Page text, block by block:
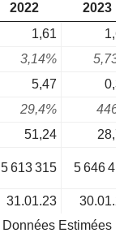
2022
2023
1,61
3,14%
5,47
29,4%
51,24
5 613 315 5 646
31.01.23
Données Estimées